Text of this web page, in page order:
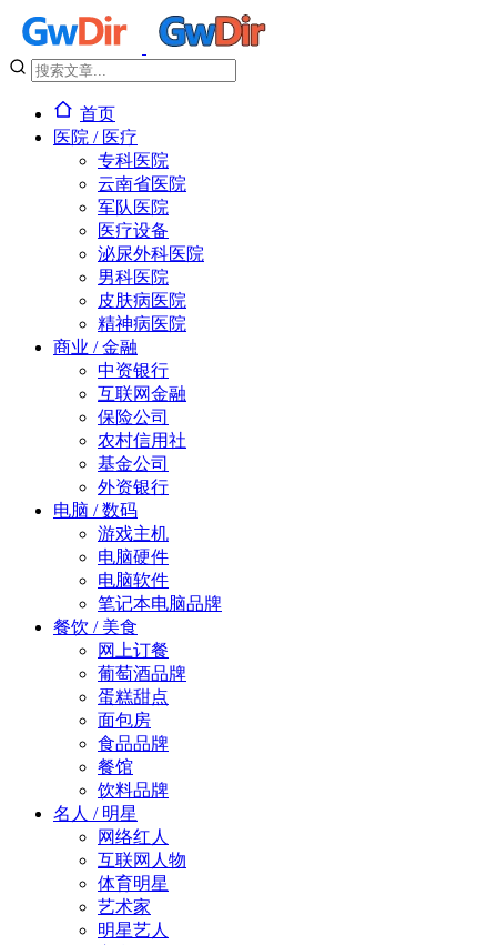
首页
医院 / 医疗
专科医院
云南省医院
军队医院
医疗设备
泌尿外科医院
男科医院
皮肤病医院
精神病医院
商业 / 金融
中资银行
互联网金融
保险公司
农村信用社
基金公司
外资银行
电脑 / 数码
游戏主机
电脑硬件
电脑软件
笔记本电脑品牌
餐饮 / 美食
网上订餐
葡萄酒品牌
蛋糕甜点
面包房
食品品牌
餐馆
饮料品牌
名人 / 明星
网络红人
互联网人物
体育明星
艺术家
明星艺人